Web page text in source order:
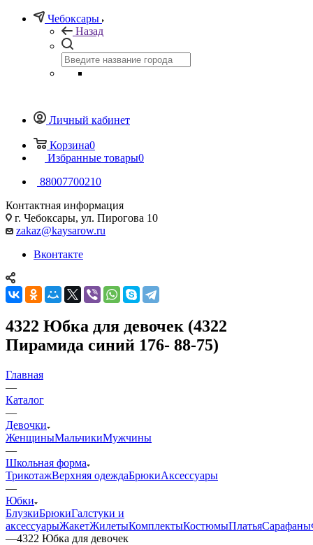
Чебоксары
Назад
Личный кабинет
Корзина0
Избранные товары0
88007700210
Контактная информация
г. Чебоксары, ул. Пирогова 10
zakaz@kaysarow.ru
Вконтакте
4322 Юбка для девочек (4322
Пирамида синий 176- 88-75)
Главная
—
Каталог
—
Девочки
ЖенщиныМальчикиМужчины
—
Школьная форма
ТрикотажВерхняя одеждаБрюкиАксессуары
—
Юбки
БлузкиБрюкиГалстуки и
аксессуарыЖакетЖилетыКомплектыКостюмыПлатьяСарафаны
—4322 Юбка для девочек